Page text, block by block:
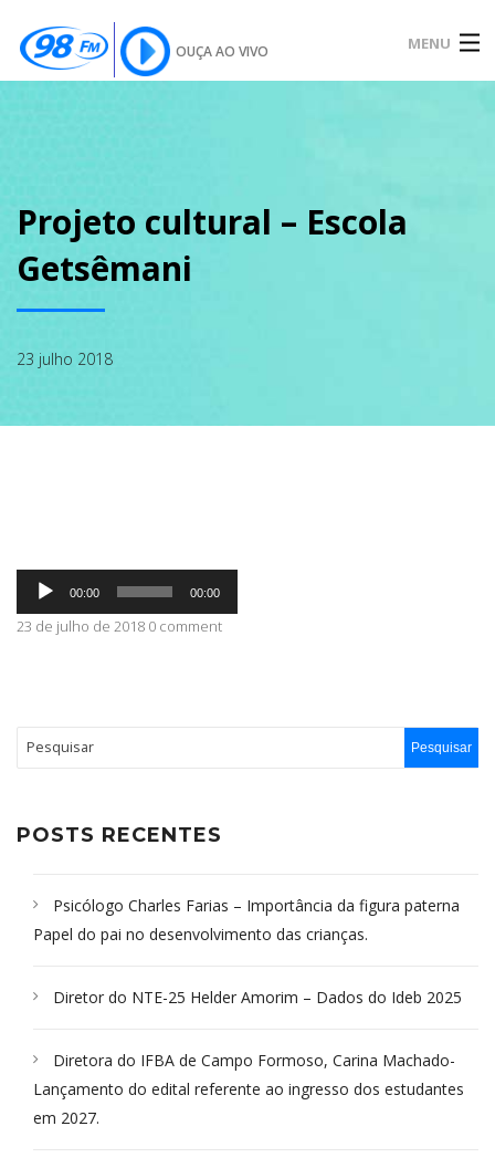
OUÇA AO VIVO MENU
SOBRE
PODCAST
CONTATO
Projeto cultural – Escola
Getsêmani
23 julho 2018
Tocador
áudio
00:00 00:00
23 de julho de 2018 0 comment
POSTS RECENTES
Psicólogo Charles Farias – Importância da figura paterna
Papel do pai no desenvolvimento das crianças.
Diretor do NTE-25 Helder Amorim – Dados do Ideb 2025
Diretora do IFBA de Campo Formoso, Carina Machado-
Lançamento do edital referente ao ingresso dos estudantes
em 2027.